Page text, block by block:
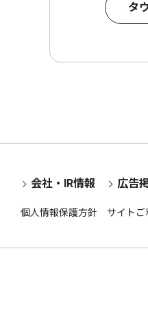
タ
会社・IR情報 広告
個人情報保護方針 サイトご